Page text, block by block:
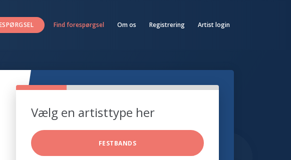
Find forespørgsel Om os Registrering Artist login
Vælg en artisttype her
FESTBANDS